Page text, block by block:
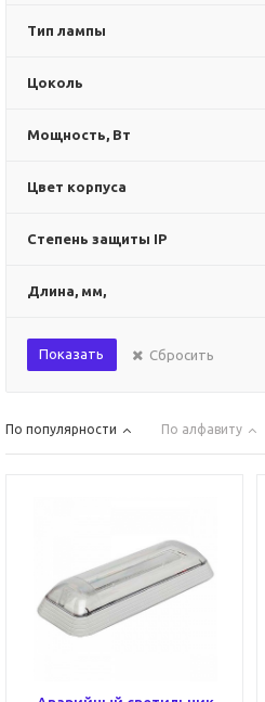
Тип лампы
Цоколь
Мощность, Вт
Цвет корпуса
Степень защиты IP
Длина, мм,
Показать Сбросить
По популярности По алфавиту